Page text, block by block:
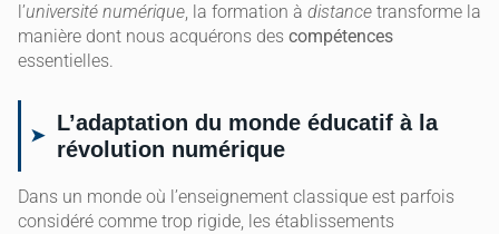
l’université numérique, la formation à distance transforme la
manière dont nous acquérons des compétences
essentielles.
L’adaptation du monde éducatif à la
révolution numérique
Dans un monde où l’enseignement classique est parfois
considéré comme trop rigide, les établissements